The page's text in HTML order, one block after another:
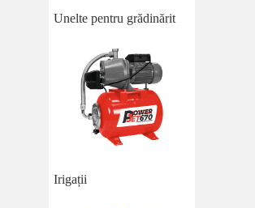
Unelte pentru grădinărit
Irigații